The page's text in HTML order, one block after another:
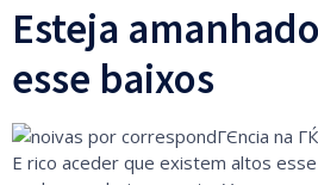
Esteja
esse baixos
E rico aceder que existem altos